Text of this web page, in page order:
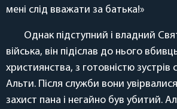
мені слід вважати за батька!»
Однак підступний і владний
війська, він підіслав до нього
християнства, з готовністю
Альти. Після служби вони
захист пана і негайно був убитий.